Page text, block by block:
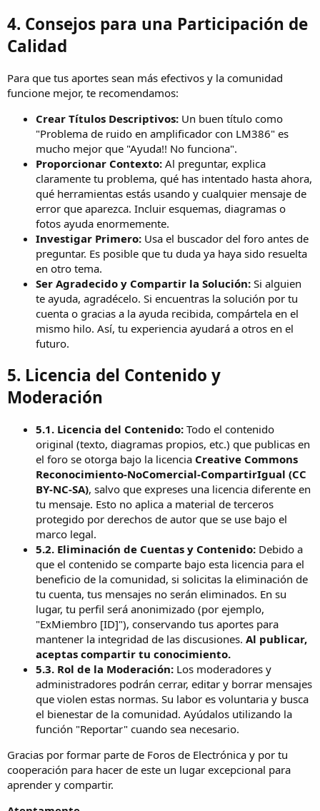
4. Consejos para una Participación de
Calidad
Para que tus aportes sean más efectivos y la comunidad
funcione mejor, te recomendamos:
Crear Títulos Descriptivos: Un buen título como
"Problema de ruido en amplificador con LM386" es
mucho mejor que "Ayuda!! No funciona".
Proporcionar Contexto: Al preguntar, explica
claramente tu problema, qué has intentado hasta ahora,
qué herramientas estás usando y cualquier mensaje de
error que aparezca. Incluir esquemas, diagramas o
fotos ayuda enormemente.
Investigar Primero: Usa el buscador del foro antes de
preguntar. Es posible que tu duda ya haya sido resuelta
en otro tema.
Ser Agradecido y Compartir la Solución: Si alguien
te ayuda, agradécelo. Si encuentras la solución por tu
cuenta o gracias a la ayuda recibida, compártela en el
mismo hilo. Así, tu experiencia ayudará a otros en el
futuro.
5. Licencia del Contenido y
Moderación
5.1. Licencia del Contenido: Todo el contenido
original (texto, diagramas propios, etc.) que publicas en
el foro se otorga bajo la licencia Creative Commons
Reconocimiento-NoComercial-CompartirIgual (CC
BY-NC-SA), salvo que expreses una licencia diferente en
tu mensaje. Esto no aplica a material de terceros
protegido por derechos de autor que se use bajo el
marco legal.
5.2. Eliminación de Cuentas y Contenido: Debido a
que el contenido se comparte bajo esta licencia para el
beneficio de la comunidad, si solicitas la eliminación de
tu cuenta, tus mensajes no serán eliminados. En su
lugar, tu perfil será anonimizado (por ejemplo,
"ExMiembro [ID]"), conservando tus aportes para
mantener la integridad de las discusiones. Al publicar,
aceptas compartir tu conocimiento.
5.3. Rol de la Moderación: Los moderadores y
administradores podrán cerrar, editar y borrar mensajes
que violen estas normas. Su labor es voluntaria y busca
el bienestar de la comunidad. Ayúdalos utilizando la
función "Reportar" cuando sea necesario.
Gracias por formar parte de Foros de Electrónica y por tu
cooperación para hacer de este un lugar excepcional para
aprender y compartir.